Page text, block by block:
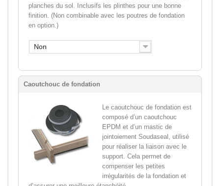
planches du sol. Inclusifs les plinthes pour une bonne
finition. (Non combinable avec les poutres de fondation
en option.)
Non
Caoutchouc de fondation
Le caoutchouc de fondation est
composé d’un caoutchouc
EPDM et d’un mastic de
jointoiement Soudaseal, utilisé
pour réaliser la liaison avec le
support. Cela permet de
compenser les petites
irrégularités de la fondation et